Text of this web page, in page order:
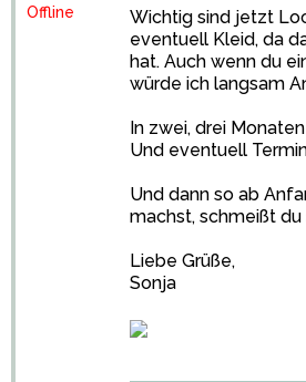
Offline
Wichtig sind jetzt
eventuell Kleid, da
hat. Auch wenn du
würde ich langsam
In zwei, drei
Und eventuell
Und dann so ab
machst, schmeißt
Liebe Grüße,
Sonja